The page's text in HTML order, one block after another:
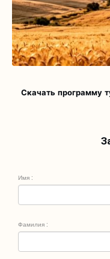
Скачать программу